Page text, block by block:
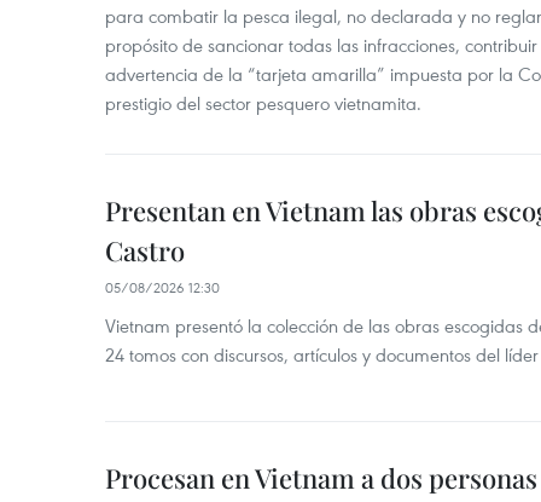
para combatir la pesca ilegal, no declarada y no
propósito de sancionar todas las infracciones,
advertencia de la “tarjeta amarilla” impuesta por la
prestigio del sector pesquero vietnamita.
Presentan en Vietnam las obras
Castro
05/08/2026 12:30
Vietnam presentó la colección de las obras escogidas
24 tomos con discursos, artículos y documentos del
Procesan en Vietnam a dos